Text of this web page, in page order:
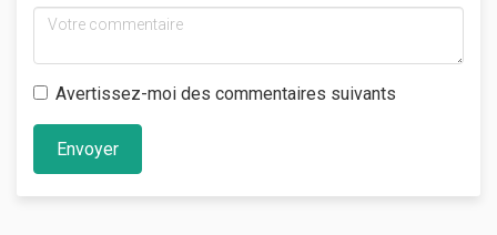
Avertissez-moi des commentaires suivants
Envoyer